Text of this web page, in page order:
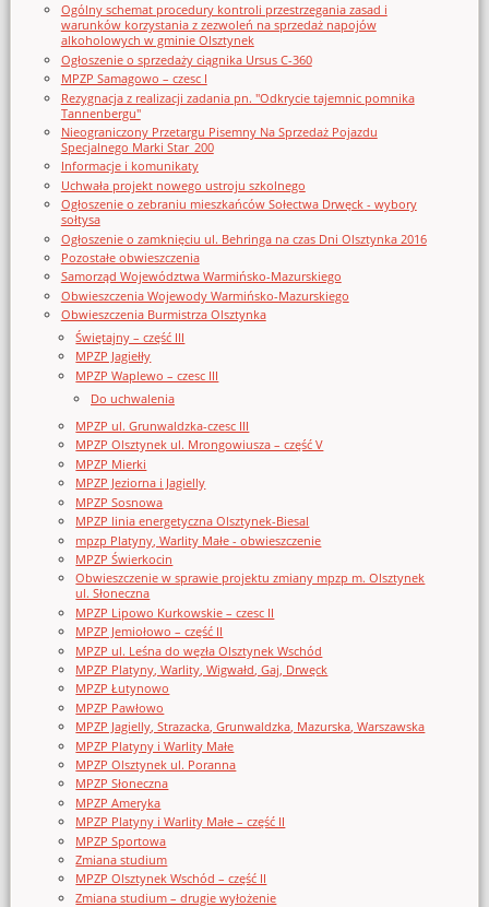
Ogólny schemat procedury kontroli przestrzegania zasad i
warunków korzystania z zezwoleń na sprzedaż napojów
alkoholowych w gminie Olsztynek
Ogłoszenie o sprzedaży ciągnika Ursus C-360
MPZP Samagowo – czesc I
Rezygnacja z realizacji zadania pn. "Odkrycie tajemnic pomnika
Tannenbergu"
Nieograniczony Przetargu Pisemny Na Sprzedaż Pojazdu
Specjalnego Marki Star_200
Informacje i komunikaty
Uchwała projekt nowego ustroju szkolnego
Ogłoszenie o zebraniu mieszkańców Sołectwa Drwęck - wybory
sołtysa
Ogłoszenie o zamknięciu ul. Behringa na czas Dni Olsztynka 2016
Pozostałe obwieszczenia
Samorząd Województwa Warmińsko-Mazurskiego
Obwieszczenia Wojewody Warmińsko-Mazurskiego
Obwieszczenia Burmistrza Olsztynka
Świętajny – część III
MPZP Jagiełły
MPZP Waplewo – czesc III
Do uchwalenia
MPZP ul. Grunwaldzka-czesc III
MPZP Olsztynek ul. Mrongowiusza – część V
MPZP Mierki
MPZP Jeziorna i Jagielly
MPZP Sosnowa
MPZP linia energetyczna Olsztynek-Biesal
mpzp Platyny, Warlity Małe - obwieszczenie
MPZP Świerkocin
Obwieszczenie w sprawie projektu zmiany mpzp m. Olsztynek
ul. Słoneczna
MPZP Lipowo Kurkowskie – czesc II
MPZP Jemiołowo – część II
MPZP ul. Leśna do węzła Olsztynek Wschód
MPZP Platyny, Warlity, Wigwałd, Gaj, Drwęck
MPZP Łutynowo
MPZP Pawłowo
MPZP Jagielly, Strazacka, Grunwaldzka, Mazurska, Warszawska
MPZP Platyny i Warlity Małe
MPZP Olsztynek ul. Poranna
MPZP Słoneczna
MPZP Ameryka
MPZP Platyny i Warlity Małe – część II
MPZP Sportowa
Zmiana studium
MPZP Olsztynek Wschód – część II
Zmiana studium – drugie wyłożenie